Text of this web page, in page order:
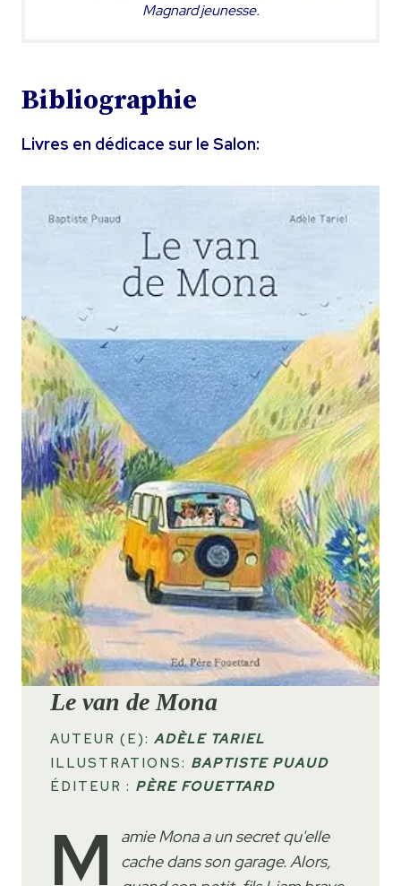
Magnard jeunesse.
Bibliographie
Livres en dédicace sur le Salon:
Le van de Mona
AUTEUR (E): ADÈLE TARIEL
ILLUSTRATIONS: BAPTISTE PUAUD
ÉDITEUR : PÈRE FOUETTARD
M
amie Mona a un secret qu'elle
cache dans son garage. Alors,